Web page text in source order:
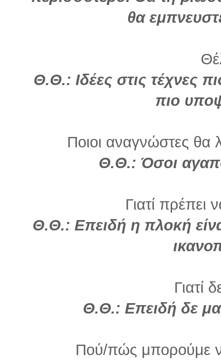
θα
Θ.Θ.: Ιδέες στις τέχνες
πιο
Ποιοι αναγνώστες θα
Θ.Θ.: Όσοι
Γιατί πρέπει
Θ.Θ.: Επειδή η πλοκή
Γιατί
Θ.Θ.: Επειδή δε
Πού/πώς μπορούμε